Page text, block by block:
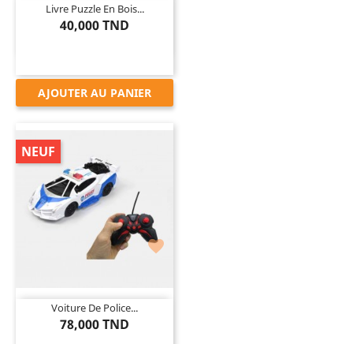
Livre Puzzle En Bois...
40,000 TND
AJOUTER AU PANIER

Voiture De Police...
78,000 TND
NEUF